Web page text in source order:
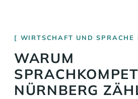
WIRTSCHAFT UND SPRACHE
WARUM
NÜRNBERG